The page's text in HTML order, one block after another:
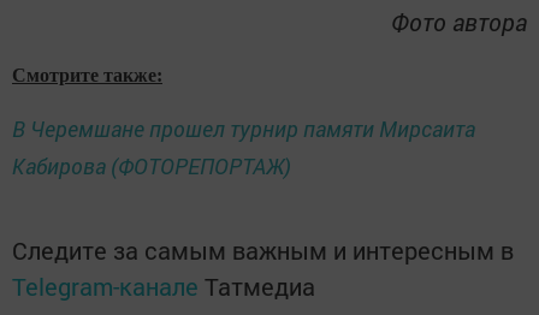
Фото автора
Смотрите также:
В Черемшане прошел турнир памяти Мирсаита
Кабирова (ФОТОРЕПОРТАЖ)
Следите за самым важным и интересным в
Telegram-канале Татмедиа